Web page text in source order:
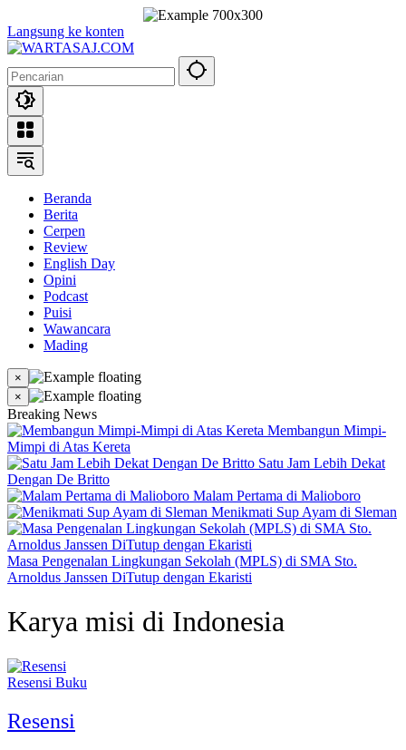
Langsung ke konten
Beranda
Berita
Cerpen
Review
English Day
Opini
Podcast
Puisi
Wawancara
Mading
×
×
Breaking News
Membangun Mimpi-
Mimpi di Atas Kereta
Satu Jam Lebih Dekat
Dengan De Britto
Malam Pertama di Malioboro
Menikmati Sup Ayam di Sleman
Masa Pengenalan Lingkungan Sekolah (MPLS) di SMA Sto.
Arnoldus Janssen DiTutup dengan Ekaristi
Karya misi di Indonesia
Resensi Buku
Resensi